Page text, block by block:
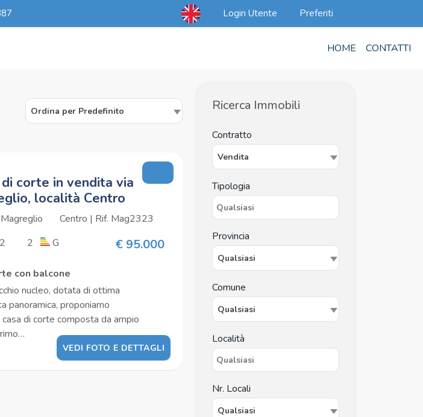
Login Utente Preferiti
HOME CONTATTI
Ordina per Predefinito
corte in vendita via
località Centro
Magreglio
Centro | Rif. Mag2323
2 2 G € 95.000
con balcone
nucleo, dotata di ottima
panoramica, proponiamo
di corte composta da ampio
VEDI FOTO E DETTAGLI
Ricerca Immobili
Contratto
Vendita
Tipologia
Provincia
Qualsiasi
Comune
Qualsiasi
Località
Nr. Locali
Qualsiasi